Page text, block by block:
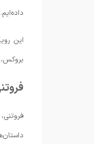
داده‌ایم.